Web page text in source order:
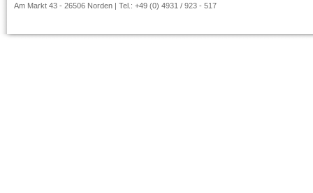
Am Markt 43 - 26506 Norden | Tel.: +49 (0) 4931 / 923 - 517